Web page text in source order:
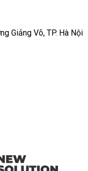
Giảng Võ, TP. Hà Nội